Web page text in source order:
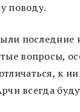
поводу.
последние
вопросы,
к
всегда